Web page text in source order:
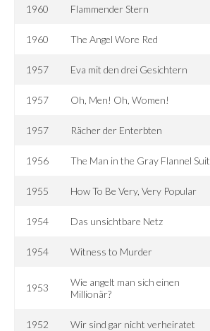
1960 Flammender Stern
1960 The Angel Wore Red
1957 Eva mit den drei Gesichtern
1957 Oh, Men! Oh, Women!
1957 Rächer der Enterbten
1956 The Man in the Gray Flannel Suit
1955 How To Be Very, Very Popular
1954 Das unsichtbare Netz
1954 Witness to Murder
1953
Wie angelt man sich einen
Millionär?
1952 Wir sind gar nicht verheiratet